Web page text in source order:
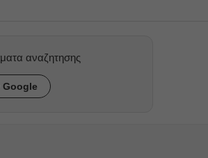
αναζητησης
Google